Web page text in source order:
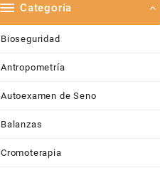
Categoría
Bioseguridad
Antropometría
Autoexamen de Seno
Balanzas
Cromoterapia